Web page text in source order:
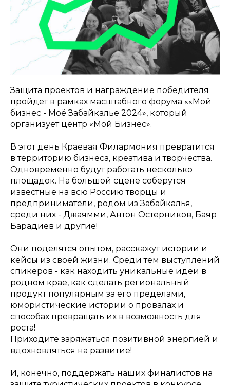
Защита проектов и награждение победителя
пройдет в рамках масштабного форума ««Мой
бизнес - Моё Забайкалье 2024», который
организует центр «Мой Бизнес».
В этот день Краевая Филармония превратится
в территорию бизнеса, креатива и творчества.
Одновременно будут работать несколько
площадок. На большой сцене соберутся
известные на всю Россию творцы и
предприниматели, родом из Забайкалья,
среди них - Джаямми, Антон Остерников, Баяр
Барадиев и другие!
Они поделятся опытом, расскажут истории и
кейсы из своей жизни. Среди тем выступлений
спикеров - как находить уникальные идеи в
родном крае, как сделать региональный
продукт популярным за его пределами,
юмористические истории о провалах и
способах превращать их в возможность для
роста!
Приходите заряжаться позитивной энергией и
вдохновляться на развитие!
И, конечно, поддержать наших финалистов на